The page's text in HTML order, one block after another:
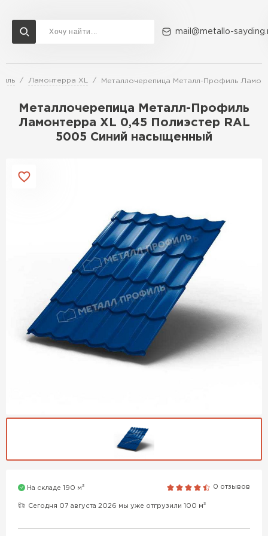
mail@metallo-
Ламонтерра XL Металлочерепица Металл-Профиль
Металлочерепица Металл-Профиль
Ламонтерра XL 0,45 Полиэстер RAL
5005 Синий насыщенный
На складе 190 м3 0 отзывов
Сегодня 07 августа 2026 мы уже отгрузили 100 м3
Доставка и оплата Акции О компании Контакты
Перейти в каталог